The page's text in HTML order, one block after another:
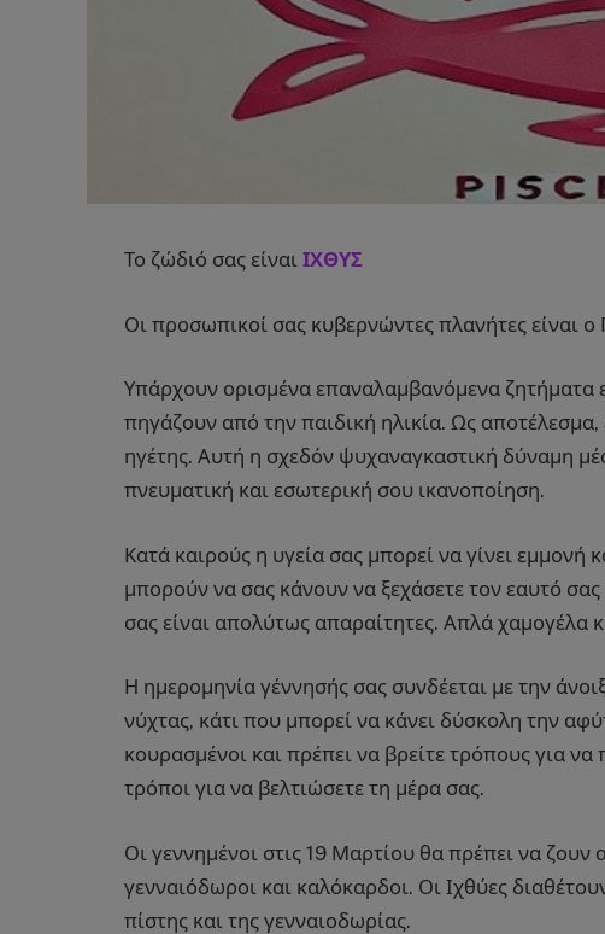
Το ζώδιό σας είναι ΙΧΘΥΣ
Οι προσωπικοί σας κυβερνώντες πλανήτες είναι
Υπάρχουν ορισμένα επαναλαμβανόμενα ζητήματα
πηγάζουν από την παιδική ηλικία. Ως αποτέλεσμα,
ηγέτης. Αυτή η σχεδόν ψυχαναγκαστική δύναμη
πνευματική και εσωτερική σου ικανοποίηση.
Κατά καιρούς η υγεία σας μπορεί να γίνει εμμονή
μπορούν να σας κάνουν να ξεχάσετε τον εαυτό
σας είναι απολύτως απαραίτητες. Απλά χαμογέλα
Η ημερομηνία γέννησής σας συνδέεται με την
νύχτας, κάτι που μπορεί να κάνει δύσκολη την
κουρασμένοι και πρέπει να βρείτε τρόπους για να
τρόποι για να βελτιώσετε τη μέρα σας.
Οι γεννημένοι στις 19 Μαρτίου θα πρέπει να ζουν
γενναιόδωροι και καλόκαρδοι. Οι Ιχθύες
πίστης και της γενναιοδωρίας.